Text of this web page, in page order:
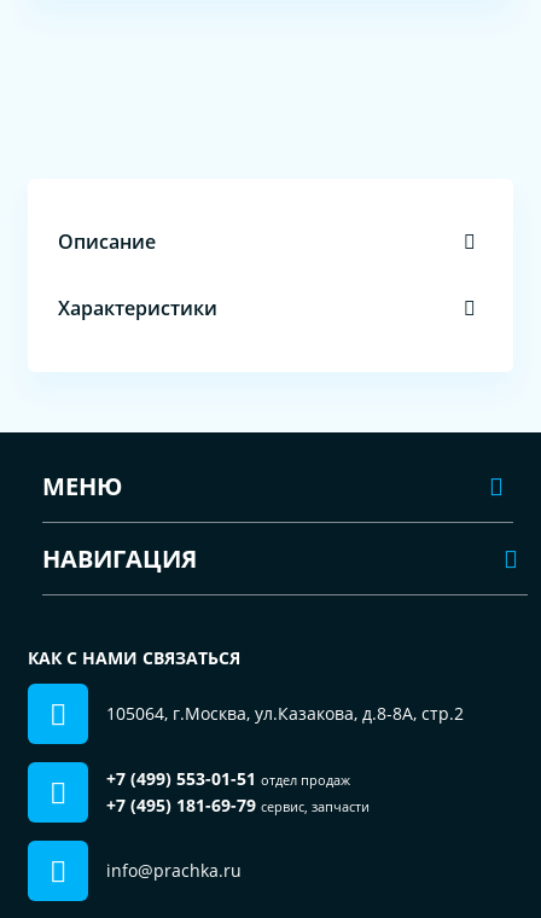
Описание
Характеристики
МЕНЮ
НАВИГАЦИЯ
КАК С НАМИ СВЯЗАТЬСЯ
105064, г.Москва, ул.Казакова, д.8-8А, стр.2
+7 (499) 553-01-51 отдел продаж
+7 (495) 181-69-79 сервис, запчасти
info@prachka.ru